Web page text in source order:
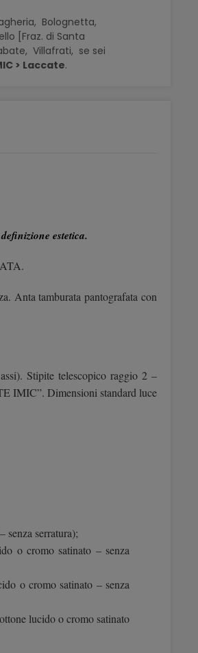
Bolognetta,
[Fraz. di Santa
Villafrati, se sei
> Laccate.
estetica.
Anta tamburata pantografata con
Stipite telescopico raggio 2 –
IMIC”. Dimensioni standard luce
senza serratura);
o cromo satinato – senza
o cromo satinato – senza
lucido o cromo satinato